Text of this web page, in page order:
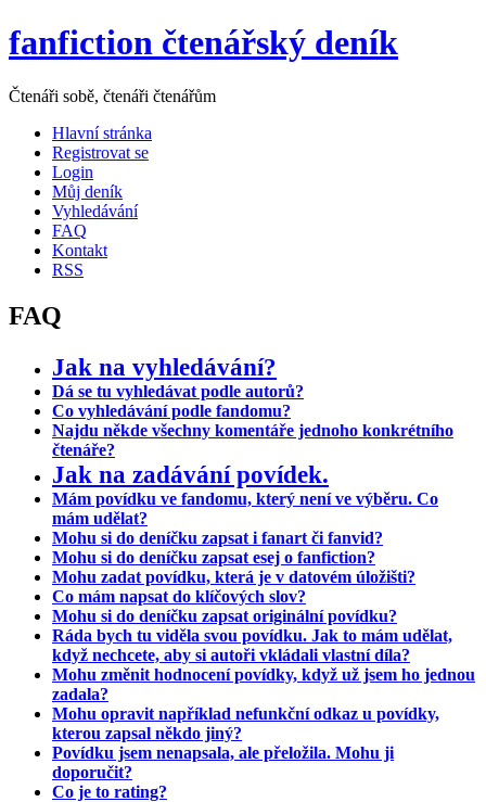
fanfiction čtenářský deník
Čtenáři sobě, čtenáři čtenářům
Hlavní stránka
Registrovat se
Login
Můj deník
Vyhledávání
FAQ
Kontakt
RSS
FAQ
Jak na vyhledávání?
Dá se tu vyhledávat podle autorů?
Co vyhledávání podle fandomu?
Najdu někde všechny komentáře jednoho konkrétního
čtenáře?
Jak na zadávání povídek.
Mám povídku ve fandomu, který není ve výběru. Co
mám udělat?
Mohu si do deníčku zapsat i fanart či fanvid?
Mohu si do deníčku zapsat esej o fanfiction?
Mohu zadat povídku, která je v datovém úložišti?
Co mám napsat do klíčových slov?
Mohu si do deníčku zapsat originální povídku?
Ráda bych tu viděla svou povídku. Jak to mám udělat,
když nechcete, aby si autoři vkládali vlastní díla?
Mohu změnit hodnocení povídky, když už jsem ho jednou
zadala?
Mohu opravit například nefunkční odkaz u povídky,
kterou zapsal někdo jiný?
Povídku jsem nenapsala, ale přeložila. Mohu ji
doporučit?
Co je to rating?